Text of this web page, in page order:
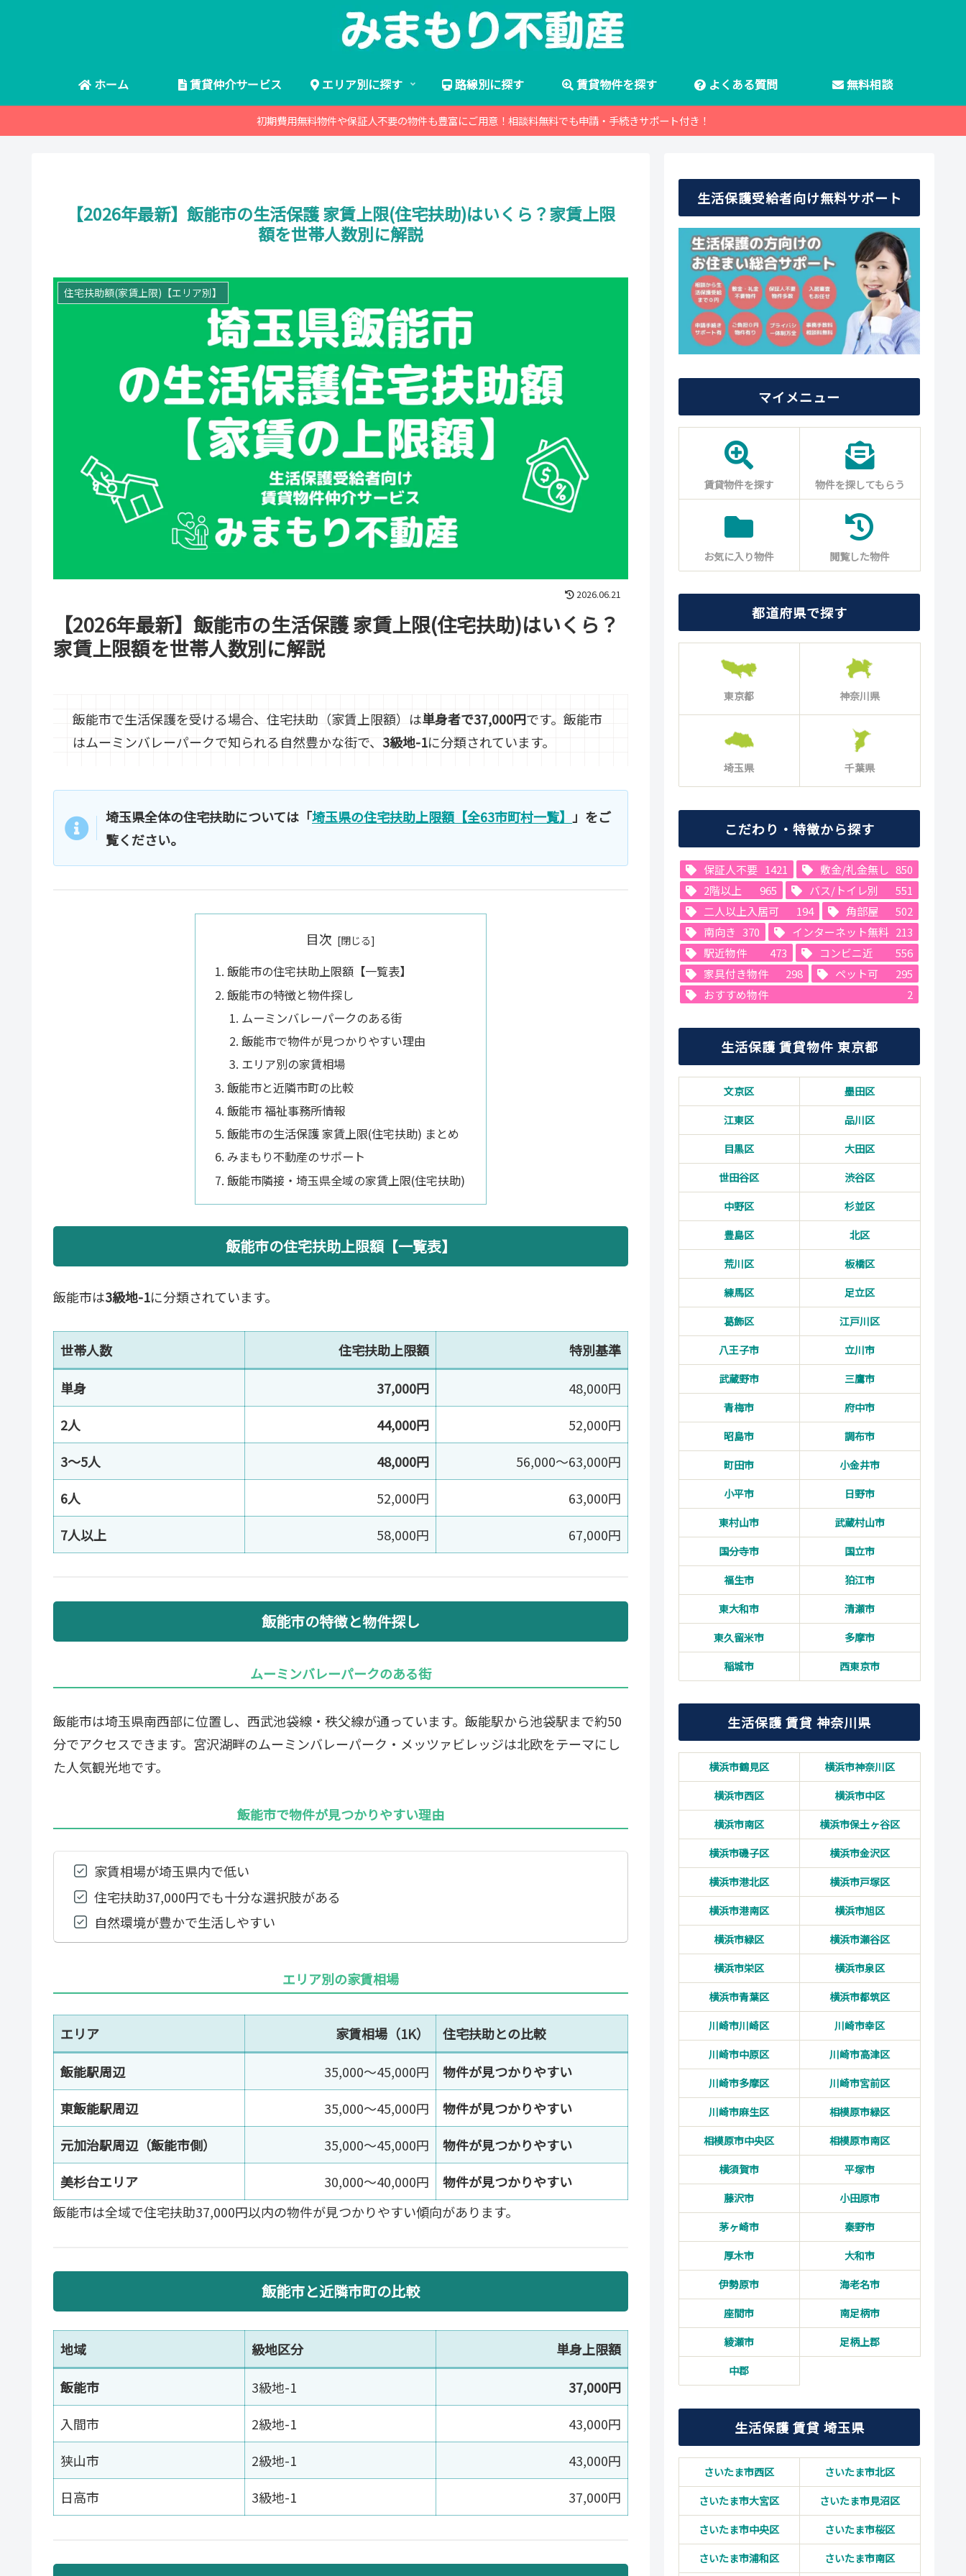
ホーム 賃貸仲介サービス エリア別に探す 路線別に探す 賃貸物件を探す よくある質問 無料相談
初期費用無料物件や保証人不要の物件も豊富にご用意！相談料無料でも申請・手続きサポート付き！
【2026年最新】飯能市の生活保護 家賃上限(住宅扶助)はいくら？家賃上限
額を世帯人数別に解説
住宅扶助額(家賃上限)【エリア別】
2026.06.21
【2026年最新】飯能市の生活保護 家賃上限(住宅扶助)はいくら？
家賃上限額を世帯人数別に解説
飯能市で生活保護を受ける場合、住宅扶助（家賃上限額）は単身者で37,000円です。飯能市
はムーミンバレーパークで知られる自然豊かな街で、 3級地-1に分類されています。
埼玉県全体の住宅扶助については「埼玉県の住宅扶助上限額【全63市町村一覧】
」をご
覧ください。
目次
飯能市の住宅扶助上限額【一覧表】
飯能市の特徴と物件探し
ムーミンバレーパークのある街
飯能市で物件が見つかりやすい理由
エリア別の家賃相場
飯能市と近隣市町の比較
飯能市 福祉事務所情報
飯能市の生活保護 家賃上限(住宅扶助) まとめ
みまもり不動産のサポート
飯能市隣接・埼玉県全域の家賃上限(住宅扶助)
飯能市の住宅扶助上限額【一覧表】
飯能市は3級地-1に分類されています。
世帯人数 住宅扶助上限額 特別基準
単身 37,000円
48,000円
2人
44,000円
52,000円
3〜5人
48,000円
56,000〜63,000円
6人
52,000円
63,000円
7人以上
58,000円 67,000円
飯能市の特徴と物件探し
ムーミンバレーパークのある街
飯能市は埼玉県南西部に位置し、西武池袋線・秩父線が通っています。飯能駅から池袋駅まで約50
分でアクセスできます。宮沢湖畔のムーミンバレーパーク・メッツァビレッジは北欧をテーマにし
た人気観光地です。
飯能市で物件が見つかりやすい理由
家賃相場が埼玉県内で低い
住宅扶助37,000円でも十分な選択肢がある
自然環境が豊かで生活しやすい
エリア別の家賃相場
エリア 家賃相場（1K） 住宅扶助との比較
飯能駅周辺 35,000〜45,000円
物件が見つかりやすい
東飯能駅周辺
35,000〜45,000円
物件が見つかりやすい
元加治駅周辺（飯能市側）
35,000〜45,000円
物件が見つかりやすい
美杉台エリア
30,000〜40,000円
物件が見つかりやすい
飯能市は全域で住宅扶助37,000円以内の物件が見つかりやすい傾向があります。
飯能市と近隣市町の比較
地域 級地区分 単身上限額
飯能市 3級地-1
37,000円
入間市
2級地-1
43,000円
狭山市
2級地-1
43,000円
日高市
3級地-1 37,000円
生活保護受給者向け無料サポート
マイメニュー
賃貸物件を探す 物件を探してもらう
お気に入り物件 閲覧した物件
都道府県で探す
東京都 神奈川県
埼玉県 千葉県
こだわり・特徴から探す
保証人不要 1421 敷金/礼金無し 850
2階以上
965 バス/トイレ別
551
二人以上入居可
194 角部屋
502
南向き 370 インターネット無料 213
駅近物件
473 コンビニ近
556
家具付き物件
298 ペット可
295
おすすめ物件
2
生活保護 賃貸物件 東京都
文京区
墨田区
江東区
品川区
目黒区
大田区
世田谷区
渋谷区
中野区
杉並区
豊島区
北区
荒川区
板橋区
練馬区
足立区
葛飾区
江戸川区
八王子市
立川市
武蔵野市
三鷹市
青梅市
府中市
昭島市
調布市
町田市
小金井市
小平市
日野市
東村山市
武蔵村山市
国分寺市
国立市
福生市
狛江市
東大和市
清瀬市
東久留米市
多摩市
稲城市
西東京市
生活保護 賃貸 神奈川県
横浜市鶴見区
横浜市神奈川区
横浜市西区
横浜市中区
横浜市南区
横浜市保土ヶ谷区
横浜市磯子区
横浜市金沢区
横浜市港北区
横浜市戸塚区
横浜市港南区
横浜市旭区
横浜市緑区
横浜市瀬谷区
横浜市栄区
横浜市泉区
横浜市青葉区
横浜市都筑区
川崎市川崎区
川崎市幸区
川崎市中原区
川崎市高津区
川崎市多摩区
川崎市宮前区
川崎市麻生区
相模原市緑区
相模原市中央区
相模原市南区
横須賀市
平塚市
藤沢市
小田原市
茅ヶ崎市
秦野市
厚木市
大和市
伊勢原市
海老名市
座間市
南足柄市
綾瀬市
足柄上郡
中郡
生活保護 賃貸 埼玉県
さいたま市西区
さいたま市北区
さいたま市大宮区
さいたま市見沼区
さいたま市中央区
さいたま市桜区
さいたま市浦和区
さいたま市南区